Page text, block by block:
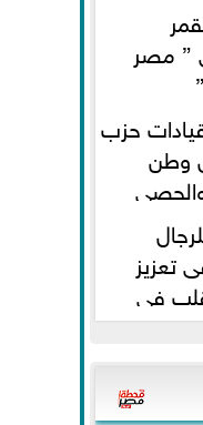
” مصر
حزب
وطن
أمانه
تعزيز
فى